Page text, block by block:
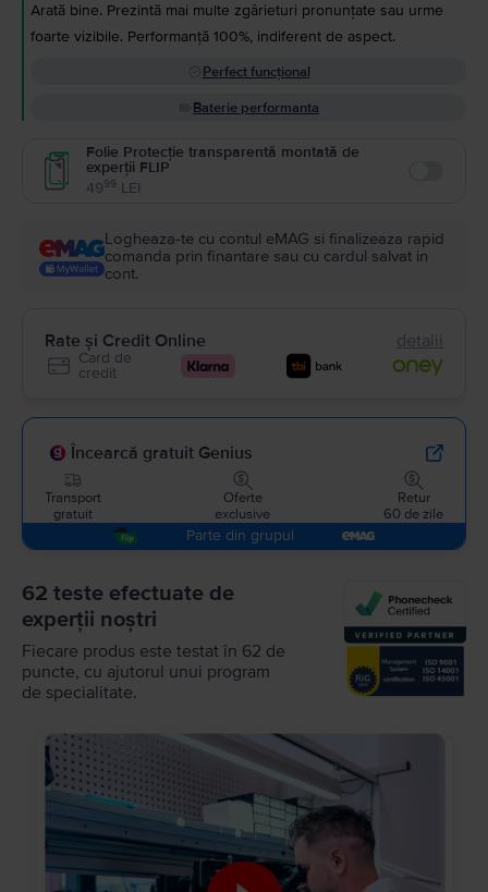
Arată bine. Prezintă mai multe zgârieturi pronunțate sau urme
foarte vizibile. Performanță 100%, indiferent de aspect.
Perfect funcțional
Baterie performanta
Folie Protecție transparentă montată de
experții FLIP
4999 LEI
Logheaza-te cu contul eMAG si finalizeaza rapid
comanda prin finantare sau cu cardul salvat in
cont.
Rate și Credit Online detalii
Card de
credit
Încearcă gratuit Genius
Transport
gratuit
Oferte
exclusive
Retur
60 de zile
Parte din grupul
62 teste efectuate de
experții noștri
Fiecare produs este testat în 62 de
puncte, cu ajutorul unui program
de specialitate.